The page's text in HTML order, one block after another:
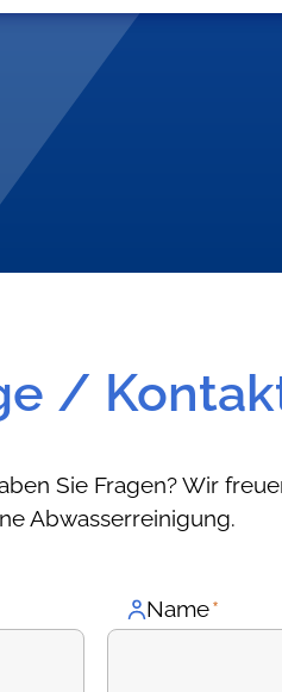
/
Sie Fragen? Wir
Abwasserreinigung.
Name*